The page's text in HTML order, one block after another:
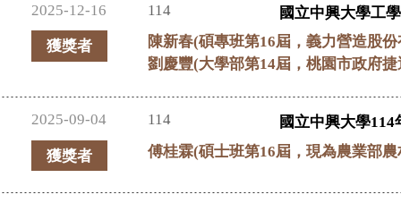
2025-12-16 114
國立中興大學工
獲獎者
陳新春(碩專班第16屆，義力營造股
劉慶豐(大學部第14屆，桃園市政府
2025-09-04 114
國立中興大學
獲獎者
傅桂霖(碩士班第16屆，現為農業部